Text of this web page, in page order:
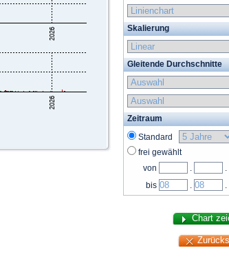
Skalierung
Gleitende Durchschnitte
Zeitraum
Standard
frei gewählt
von
.
.
bis
. .